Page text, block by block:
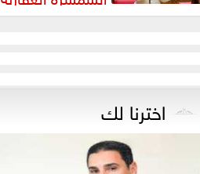
لضبط السوق وحماية
اخترنا لك